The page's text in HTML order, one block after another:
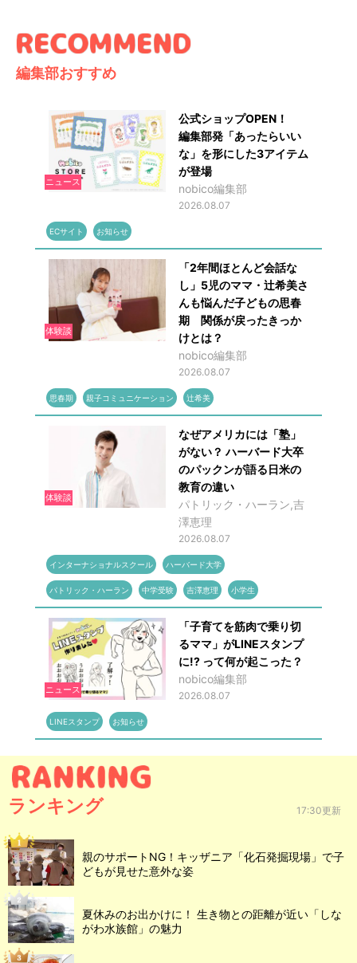
編集部おすすめ
ニュース
公式ショップOPEN！
編集部発「あったらいい
な」を形にした3アイテム
が登場
nobico編集部
2026.08.07
ECサイト お知らせ
体験談
「2年間ほとんど会話な
し」5児のママ・辻希美さ
んも悩んだ子どもの思春
期 関係が戻ったきっか
けとは？
nobico編集部
2026.08.07
思春期 親子コミュニケーション 辻希美
体験談
なぜアメリカには「塾」
がない？ ハーバード大卒
のパックンが語る日米の
教育の違い
パトリック・ハーラン,吉
澤恵理
2026.08.07
インターナショナルスクール ハーバード大学
パトリック・ハーラン 中学受験 吉澤恵理 小学生
ニュース
「子育てを筋肉で乗り切
るママ」がLINEスタンプ
に!? って何が起こった？
nobico編集部
2026.08.07
LINEスタンプ お知らせ
ランキング 17:30更新
親のサポートNG！キッザニア「化石発掘現場」で子
どもが見せた意外な姿
夏休みのお出かけに！ 生き物との距離が近い「しな
がわ水族館」の魅力